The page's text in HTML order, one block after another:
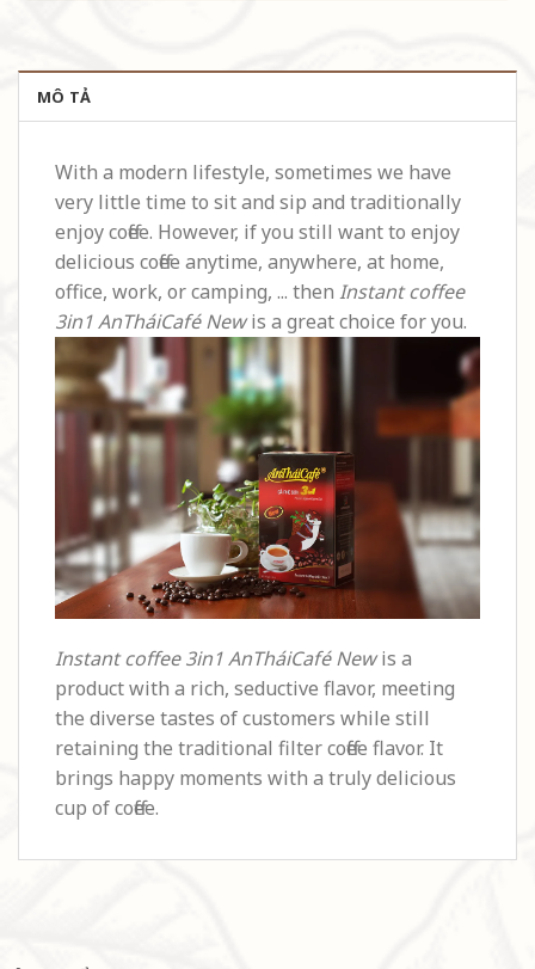
MÔ TẢ
With a modern lifestyle, sometimes we have
very little time to sit and sip and traditionally
enjoy coffee. However, if you still want to enjoy
delicious coffee anytime, anywhere, at home,
office, work, orcamping, ... then Instant coffee
3in1 AnTháiCafé Newis a greatchoice for you.
Instant coffee 3in1 AnTháiCafé Newis a
product with a rich, seductive flavor, meeting
the diverse tastes of customers while still
retaining the traditional filter coffee flavor. It
brings happy moments with a truly delicious
cup of coffee.